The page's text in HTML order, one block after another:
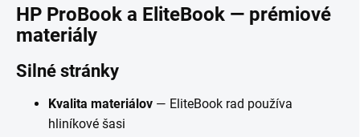
HP ProBook a EliteBook — prémiové
materiály
Silné stránky
Kvalita materiálov — EliteBook rad používa
hliníkové šasi